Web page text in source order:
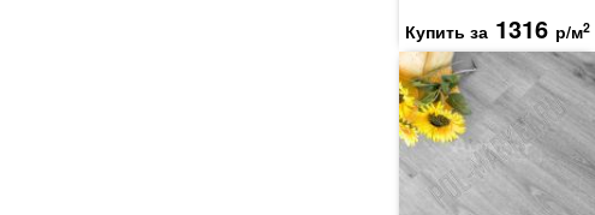
Купить за 1316 р/м2